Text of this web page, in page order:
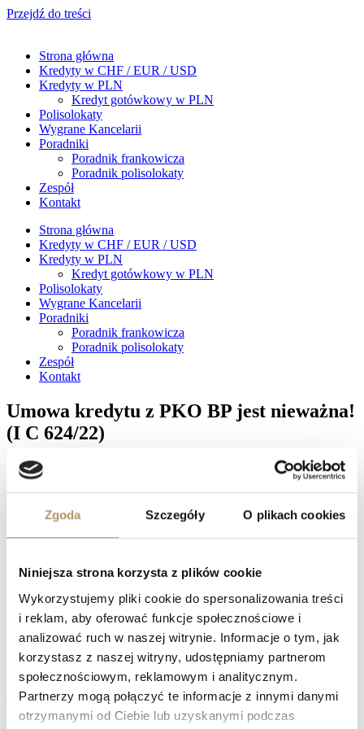
Zgoda Szczegóły O plikach cookies
Niniejsza strona korzysta z plików cookie
Wykorzystujemy pliki cookie do spersonalizowania treści
i reklam, aby oferować funkcje społecznościowe i
analizować ruch w naszej witrynie. Informacje o tym, jak
korzystasz z naszej witryny, udostępniamy partnerom
społecznościowym, reklamowym i analitycznym.
Partnerzy mogą połączyć te informacje z innymi danymi
otrzymanymi od Ciebie lub uzyskanymi podczas
Przejdź do treści
Strona główna
Kredyty w CHF / EUR / USD
Kredyty w PLN
Kredyt gotówkowy w PLN
Polisolokaty
Wygrane Kancelarii
Poradniki
Poradnik frankowicza
Poradnik polisolokaty
Zespół
Kontakt
Strona główna
Kredyty w CHF / EUR / USD
Kredyty w PLN
Kredyt gotówkowy w PLN
Polisolokaty
Wygrane Kancelarii
Poradniki
Poradnik frankowicza
Poradnik polisolokaty
Zespół
Kontakt
Umowa kredytu z PKO BP jest nieważna!
(I C 624/22)
Sędzia Monika Bakuła – Steinborn w dniu 28 lutego 2025 r.
stwierdziła nieważność umowy zawartej pomiędzy naszą Klientką,
a Bankiem PKO BP. Sąd zasądził od Banku na rzecz naszej
Klientki kwotę 142 318,04 PLN wraz z odsetkami tytułem zwrotu
kapitału spłacanego w ramach wykonywania nieważnej już umowy.
procesu w wysokości 11 817 PLN. Po uprawomocnieniu się
Facebook
Twitter
LinkedIn
PrevKolejna wygrana Kancelarii z mBankiem (XV C 1208/22)
Sąd Okręgowy w Gdańsku ustala nieważność umowy kredytu (XV
C 1906/21)Następny
Naprawdę warto zawalczyć o swoje prawa, zwłaszcza, jeśli spłata